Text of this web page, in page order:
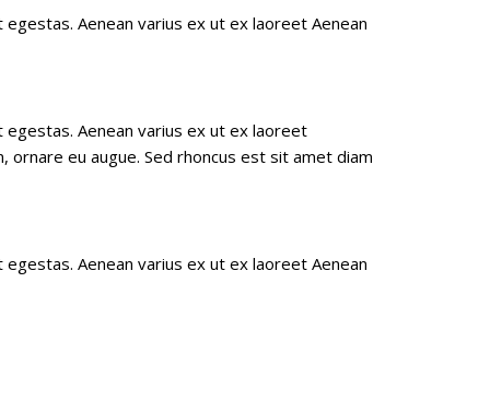
Aenean varius ex ut ex laoreet Aenean
Aenean varius ex ut ex laoreet
eu augue. Sed rhoncus est sit amet diam
Aenean varius ex ut ex laoreet Aenean